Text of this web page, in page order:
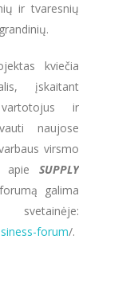
ir tvaresnių
kviečia
įskaitant
vartotojus ir
naujose
virsmo
apie SUPPLY
galima
forum/.